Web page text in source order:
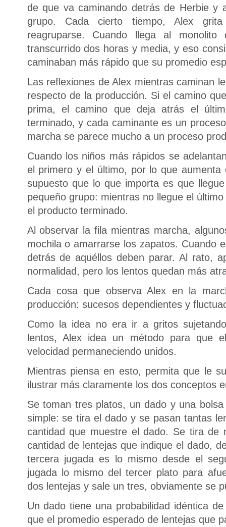
de que va caminando detrás de Herbie y
grupo. Cada cierto tiempo, Alex
reagruparse. Cuando llega al
transcurrido dos horas y media, y eso
caminaban más rápido que su promedio
Las reflexiones de Alex mientras caminan
respecto de la producción. Si el camino
prima, el camino que deja atrás el
terminado, y cada caminante es un
marcha se parece mucho a un proceso
Cuando los niños más rápidos se
el primero y el último, por lo que aumenta
supuesto que lo que importa es que
pequeño grupo: mientras no llegue el
el producto terminado.
Al observar la fila mientras marcha,
mochila o amarrarse los zapatos. Cuando
detrás de aquéllos deben parar. Al rato,
normalidad, pero los lentos quedan más
Cada cosa que observa Alex en la
producción: sucesos dependientes y
Como la idea no era ir a gritos
lentos, Alex idea un método para que
velocidad permaneciendo unidos.
Mientras piensa en esto, permita que le
ilustrar más claramente los dos conceptos
Se toman tres platos, un dado y una
simple: se tira el dado y se pasan tantas
cantidad que muestre el dado. Se tira de
cantidad de lentejas que indique el dado,
tercera jugada es lo mismo desde el
jugada lo mismo del tercer plato para
dos lentejas y sale un tres, obviamente se
Un dado tiene una probabilidad idéntica
que el promedio esperado de lentejas que